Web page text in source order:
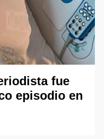
fue
episodio en